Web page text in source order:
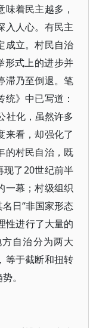
着民主越多，
入人心。有民主
成立。村民自治
形式上的进步并
滞乃至倒退。笔
》中已写道：
社化，虽然许多
来看，却强化了
的村民自治，既
现了20世纪前半
一幕；村级组织
日“非国家形态
性进行了大量的
自治分为两大
等于截断和扭转
。